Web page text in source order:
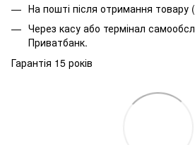
На пошті після отримання товару
Через касу або термінал
Приватбанк.
Гарантія 15 років